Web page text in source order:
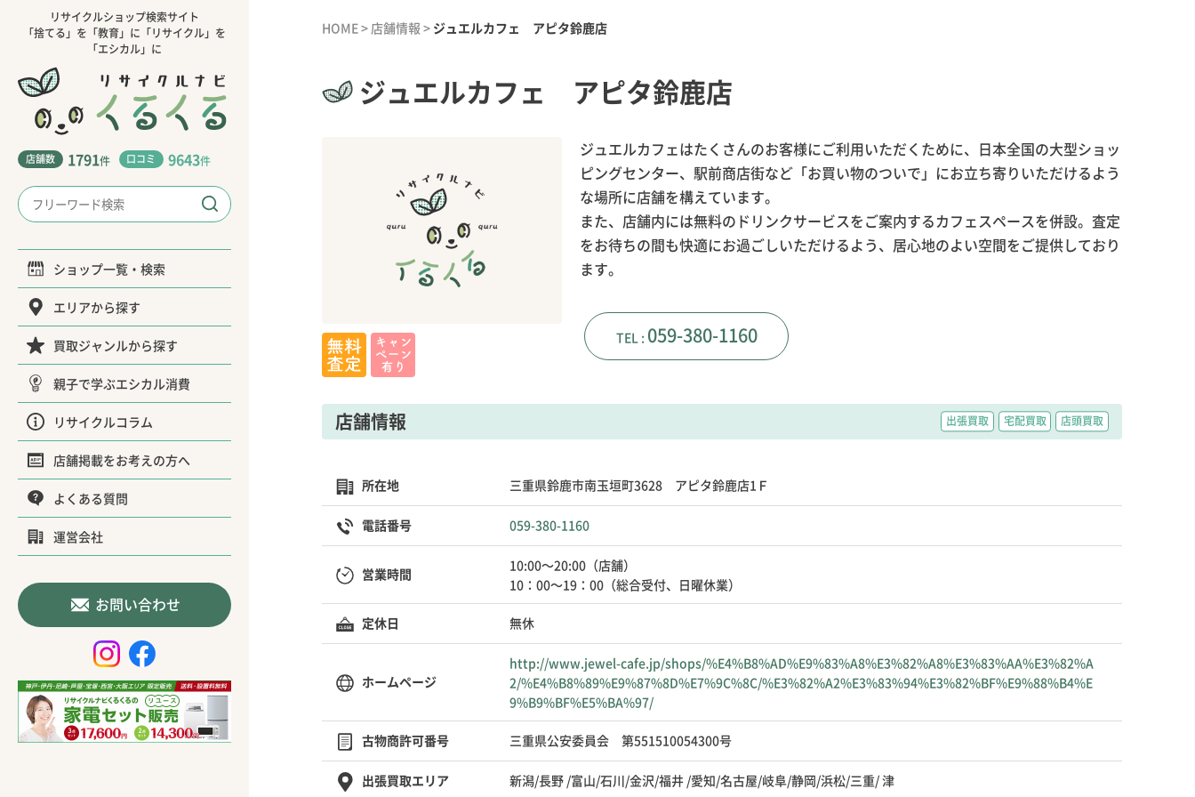
リサイクルショップ検索サイト
「捨てる」を「教育」に「リサイクル」を
「エシカル」に
店舗数 1791件 口コミ 9643件
ショップ一覧・検索
エリアから探す
買取ジャンルから探す
親子で学ぶエシカル消費
リサイクルコラム
店舗掲載をお考えの方へ
よくある質問
運営会社
お問い合わせ
HOME> 店舗情報 > ジュエルカフェ アピタ鈴鹿店
ジュエルカフェ アピタ鈴鹿店
ジュエルカフェはたくさんのお客様にご利用いただくために、日本全国の大型ショッ
ピングセンター、駅前商店街など「お買い物のついで」にお立ち寄りいただけるよう
な場所に店舗を構えています。
また、店舗内には無料のドリンクサービスをご案内するカフェスペースを併設。査定
をお待ちの間も快適にお過ごしいただけるよう、居心地のよい空間をご提供しており
ます。
059-380-1160
店舗情報 出張買取 宅配買取 店頭買取
所在地 三重県鈴鹿市南玉垣町3628 アピタ鈴鹿店1Ｆ
電話番号 059-380-1160
営業時間
10:00～20:00（店舗）
10：00～19：00（総合受付、日曜休業）
定休日 無休
ホームページ
http://www.jewel-cafe.jp/shops/%E4%B8%AD%E9%83%A8%E3%82%A8%E3%83%AA%E3%82%A
2/%E4%B8%89%E9%87%8D%E7%9C%8C/%E3%82%A2%E3%83%94%E3%82%BF%E9%88%B4%E
9%B9%BF%E5%BA%97/
古物商許可番号 三重県公安委員会 第551510054300号
出張買取エリア 新潟/長野 /富山/石川/金沢/福井 /愛知/名古屋/岐阜/静岡/浜松/三重/ 津